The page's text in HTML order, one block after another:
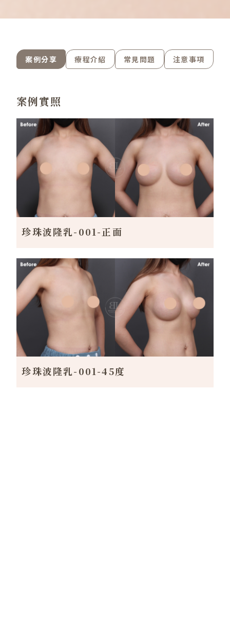
案例分享 療程介紹 常見問題 注意事項
案例實照
珍珠波隆乳-001-正面
珍珠波隆乳-001-45度